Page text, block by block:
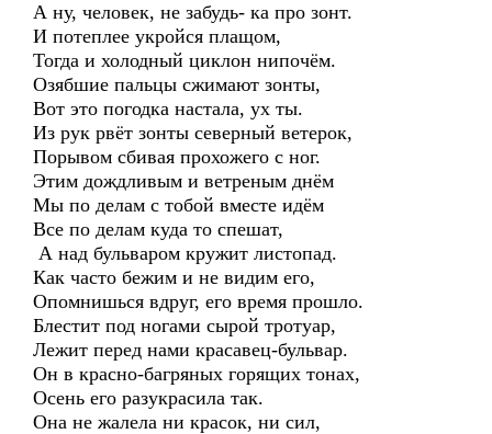
А ну, человек, не забудь- ка про зонт.
И потеплее укройся плащом,
Тогда и холодный циклон нипочём.
Озябшие пальцы сжимают зонты,
Вот это погодка настала, ух ты.
Из рук рвёт зонты северный ветерок,
Порывом сбивая прохожего с ног.
Этим дождливым и ветреным днём
Мы по делам с тобой вместе идём
Все по делам куда то спешат,
А над бульваром кружит листопад.
Как часто бежим и не видим его,
Опомнишься вдруг, его время прошло.
Блестит под ногами сырой тротуар,
Лежит перед нами красавец-бульвар.
Он в красно-багряных горящих тонах,
Осень его разукрасила так.
Она не жалела ни красок, ни сил,